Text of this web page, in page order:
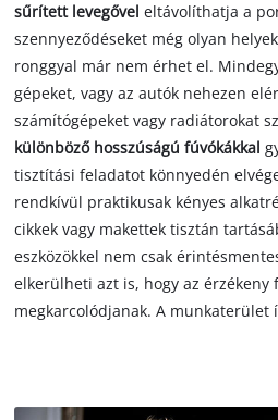
sűrített levegőveleltávolíthatja a
szennyeződéseket még olyan
ronggyal már nem érhet el.
gépeket, vagy az autók nehezen
számítógépeket vagy radiátorokat
különböző hosszúságú fúvókákkal
tisztítási feladatot könnyedén
rendkívül praktikusak kényes
cikkek vagy makettek tisztán
eszközökkel nem csak
elkerülheti azt is, hogy az érzékeny
megkarcolódjanak. A munkaterület